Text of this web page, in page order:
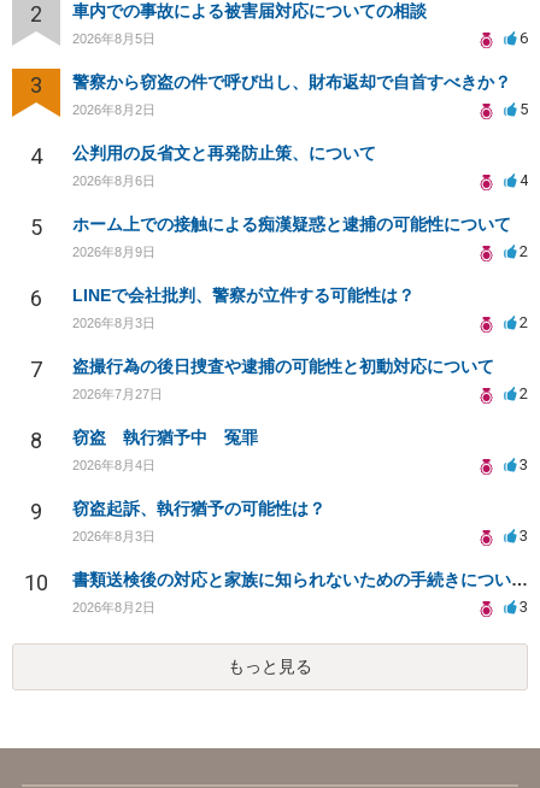
2 車内での事故による被害届対応についての相談
2026年8月5日 6
3 警察から窃盗の件で呼び出し、財布返却で自首すべきか？
2026年8月2日 5
4 公判用の反省文と再発防止策、について
2026年8月6日 4
5 ホーム上での接触による痴漢疑惑と逮捕の可能性について
2026年8月9日 2
6 LINEで会社批判、警察が立件する可能性は？
2026年8月3日 2
7 盗撮行為の後日捜査や逮捕の可能性と初動対応について
2026年7月27日 2
8 窃盗 執行猶予中 冤罪
2026年8月4日 3
9 窃盗起訴、執行猶予の可能性は？
2026年8月3日 3
10 書類送検後の対応と家族に知られないための手続きについて相談
2026年8月2日 3
もっと見る